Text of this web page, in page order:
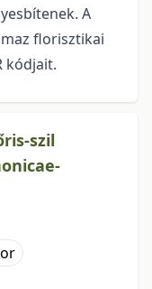
A
florisztikai
kódjait.
szil